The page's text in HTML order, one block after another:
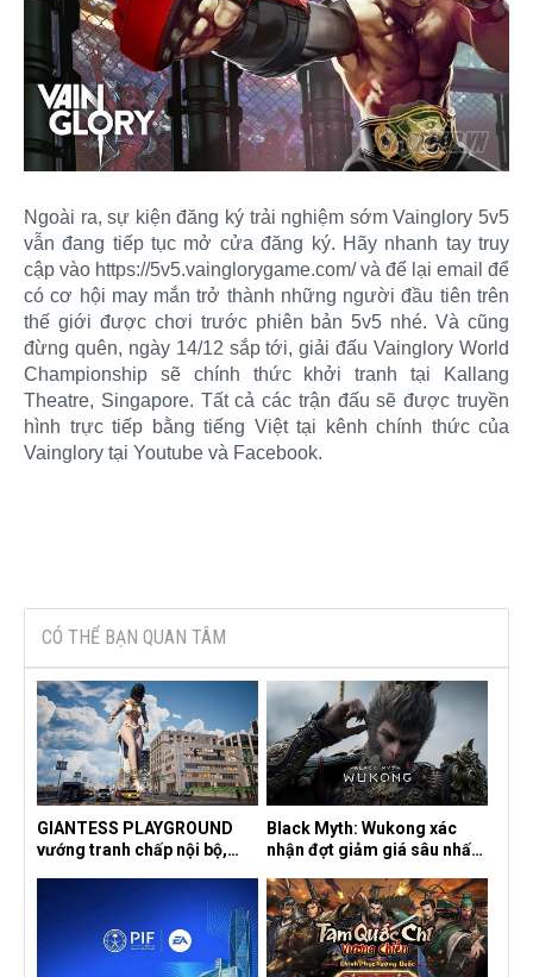
Ngoài ra, sự kiện đăng ký trải nghiệm sớm Vainglory 5v5
vẫn đang tiếp tục mở cửa đăng ký. Hãy nhanh tay truy
cập vào https://5v5.vainglorygame.com/ và để lại email để
có cơ hội may mắn trở thành những người đầu tiên trên
thế giới được chơi trước phiên bản 5v5 nhé. Và cũng
đừng quên, ngày 14/12 sắp tới, giải đấu Vainglory World
Championship sẽ chính thức khởi tranh tại Kallang
Theatre, Singapore. Tất cả các trận đấu sẽ được truyền
hình trực tiếp bằng tiếng Việt tại kênh chính thức của
Vainglory tại Youtube và Facebook.
CÓ THỂ BẠN QUAN TÂM
GIANTESS PLAYGROUND
vướng tranh chấp nội bộ,
ngầm chiếm đoạt doanh thu
Black Myth: Wukong xác
nhận đợt giảm giá sâu nhất
trên mọi nền tảng